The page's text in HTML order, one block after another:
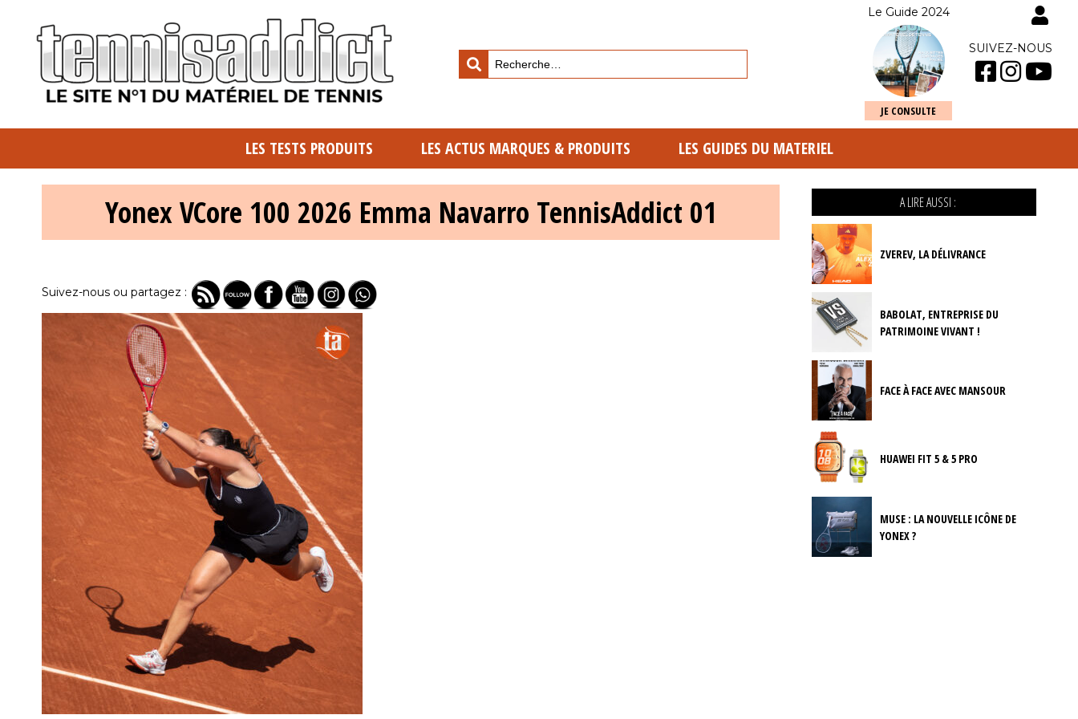
Le Guide 2024
JE CONSULTE
SUIVEZ-NOUS
LES TESTS PRODUITS LES ACTUS MARQUES & PRODUITS LES GUIDES DU MATERIEL
Yonex VCore 100 2026 Emma Navarro TennisAddict 01
Suivez-nous ou partagez :
A LIRE AUSSI :
ZVEREV, LA DÉLIVRANCE
BABOLAT, ENTREPRISE DU
PATRIMOINE VIVANT !
FACE À FACE AVEC MANSOUR
HUAWEI FIT 5 & 5 PRO
MUSE : LA NOUVELLE ICÔNE DE
YONEX ?